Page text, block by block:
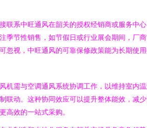
系中旺通风在韶关的授权经销商或服务中
节性销售，如节假日或行业展会期间，厂
视，中旺通风的可靠保修政策能为长期使用
机需与空调通风系统协调工作，以维持室内
联动。这种协同效应可以提升整体能效，
高效的一站式采购。